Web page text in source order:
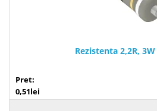
Rezistenta 2,2R, 3W
Pret:
0,51lei